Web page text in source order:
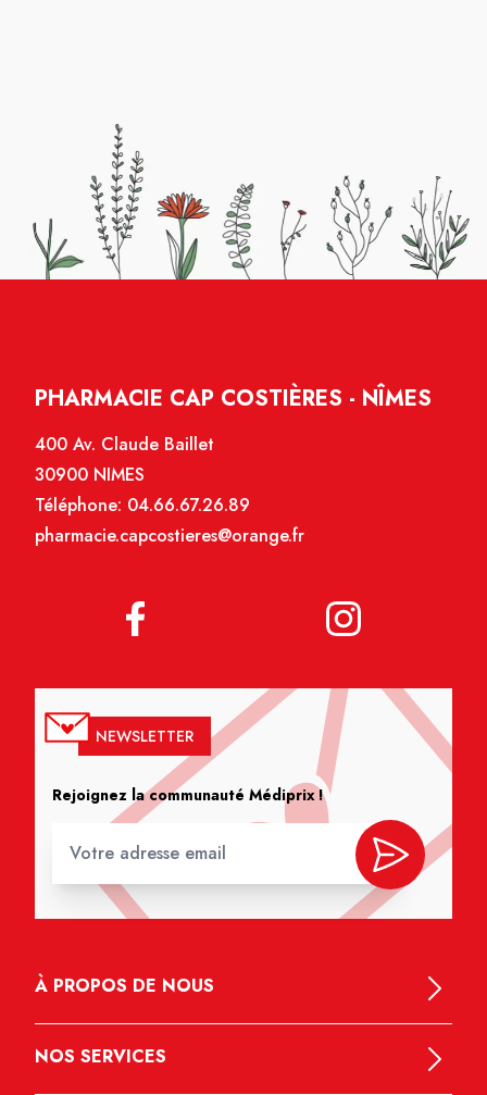
PHARMACIE CAP COSTIÈRES - NÎMES
400 Av. Claude Baillet
30900 NIMES
Téléphone: 04.66.67.26.89
pharmacie.capcostieres@orange.fr
NEWSLETTER
Rejoignez la communauté Médiprix !
À PROPOS DE NOUS
NOS SERVICES